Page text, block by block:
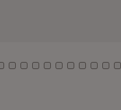
0 1
Kachel: 2
Zu Kachel: 3
Zu Kachel: 4
Zu Kachel: 5
Zu Kachel: 6
Zu Kachel: 7
Zu Kachel: 8
ZuZuZuZu